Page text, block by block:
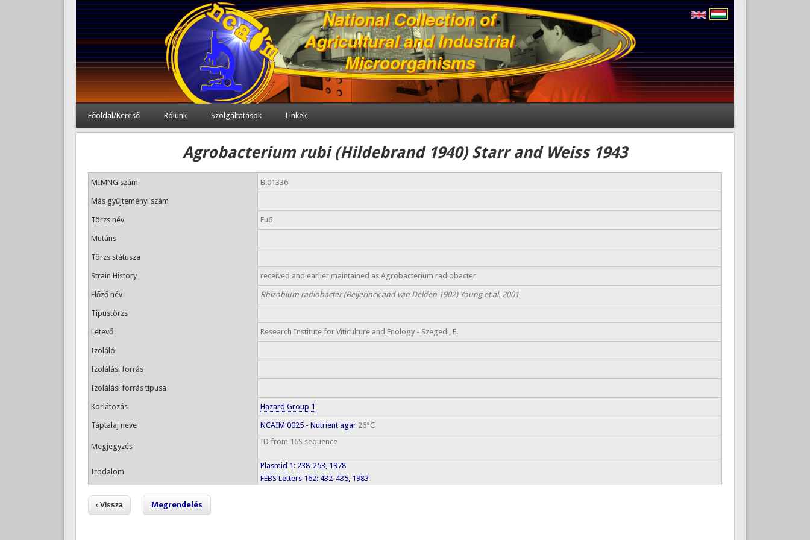
Főoldal/Kereső Rólunk Szolgáltatások Linkek
Agrobacterium rubi (Hildebrand 1940) Starr and Weiss 1943
MIMNG szám B.01336
Más gyűjteményi szám
Törzs név Eu6
Mutáns
Törzs státusza
Strain History received and earlier maintained as Agrobacterium radiobacter
Előző név Rhizobium radiobacter (Beijerinck and van Delden 1902) Young et al. 2001
Típustörzs
Letevő Research Institute for Viticulture and Enology - Szegedi, E.
Izoláló
Izolálási forrás
Izolálási forrás típusa
Korlátozás Hazard Group 1
Táptalaj neve NCAIM 0025 - Nutrient agar26°C
Megjegyzés
ID from 16S sequence
Irodalom
Plasmid 1: 238-253, 1978
FEBS Letters 162: 432-435, 1983
Megrendelés